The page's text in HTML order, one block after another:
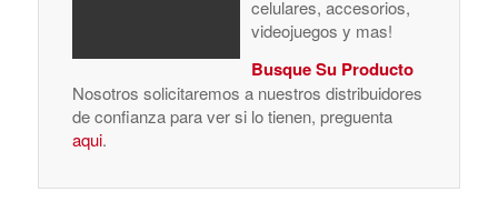
celulares, accesorios,
videojuegos y mas!
Busque Su Producto
Nosotros solicitaremos a nuestros distribuidores
de confianza para ver si lo tienen, preguenta
aqui.